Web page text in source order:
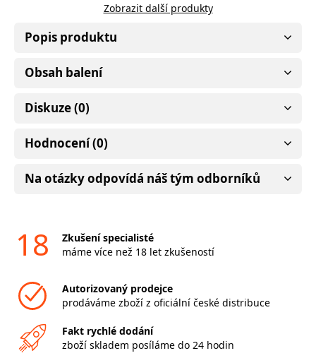
Zobrazit další produkty
Popis produktu
Obsah balení
Diskuze (0)
Hodnocení (0)
Na otázky odpovídá náš tým odborníků
18
Zkušení specialisté
máme více než 18 let zkušeností
Autorizovaný prodejce
prodáváme zboží z oficiální české distribuce
Fakt rychlé dodání
zboží skladem posíláme do 24 hodin